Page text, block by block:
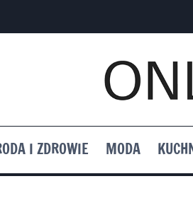
I ZDROWIE MODA